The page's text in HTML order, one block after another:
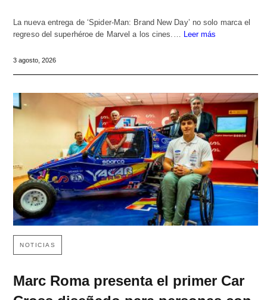
La nueva entrega de ‘Spider-Man: Brand New Day’ no solo marca el
regreso del superhéroe de Marvel a los cines.…
Leer más
3 agosto, 2026
NOTICIAS
Marc Roma presenta el primer Car